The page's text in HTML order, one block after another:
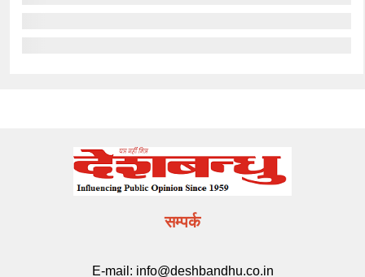
सम्पर्क
E-mail: info@deshbandhu.co.in